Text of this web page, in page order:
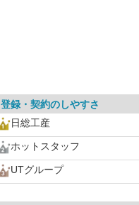
登録・契約のしやすさ
日総工産
ホットスタッフ
UTグループ